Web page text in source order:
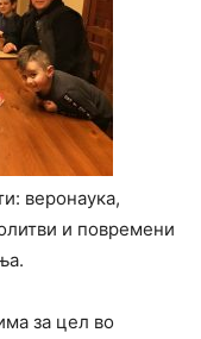
веронаука,
и повремени
за цел во